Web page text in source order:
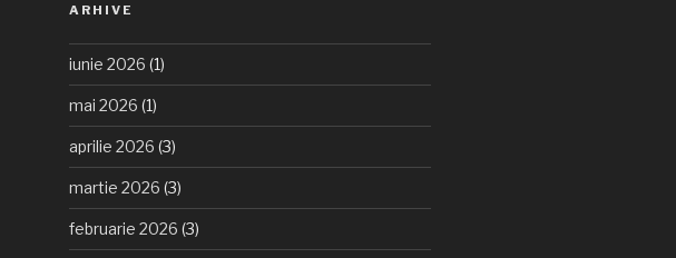
ARHIVE
iunie 2026 (1)
mai 2026 (1)
aprilie 2026 (3)
martie 2026 (3)
februarie 2026 (3)